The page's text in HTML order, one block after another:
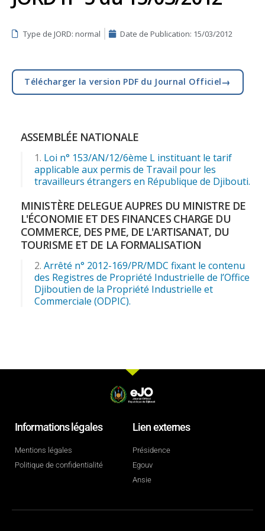
Type de JORD: normal Date de Publication: 15/03/2012
Télécharger la version PDF du Journal Officiel→
ASSEMBLÉE NATIONALE
Loi n° 153/AN/12/6ème L instituant le tarif
applicable aux permis de Travail pour les
travailleurs étrangers en République de Djibouti.
MINISTÈRE DELEGUE AUPRES DU MINISTRE DE
L'ÉCONOMIE ET DES FINANCES CHARGE DU
COMMERCE, DES PME, DE L'ARTISANAT, DU
TOURISME ET DE LA FORMALISATION
Arrêté n° 2012-169/PR/MDC fixant le contenu
des Registres de Propriété Industrielle de l’Office
Djiboutien de la Propriété Industrielle et
Commerciale (ODPIC).
Informations légales
Mentions légales
Politique de confidentialité
Lien externes
Présidence
Egouv
Ansie